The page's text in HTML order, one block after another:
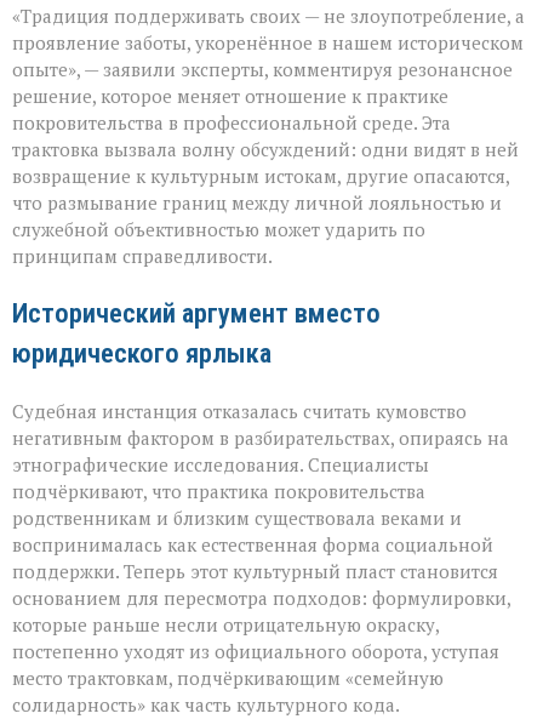
не
только
но
и
пропуск?» — о
новом
взгляде
на
кумовство
«Традиция поддерживать своих — не злоупотребление, а
проявление заботы, укоренённое в нашем историческом
опыте», — заявили эксперты, комментируя резонансное
решение, которое меняет отношение к практике
покровительства в профессиональной среде. Эта
трактовка вызвала волну обсуждений: одни видят в ней
возвращение к культурным истокам, другие опасаются,
что размывание границ между личной лояльностью и
служебной объективностью может ударить по
принципам справедливости.
Исторический аргумент вместо
юридического ярлыка
Судебная инстанция отказалась считать кумовство
негативным фактором в разбирательствах, опираясь на
этнографические исследования. Специалисты
подчёркивают, что практика покровительства
родственникам и близким существовала веками и
воспринималась как естественная форма социальной
поддержки. Теперь этот культурный пласт становится
основанием для пересмотра подходов: формулировки,
которые раньше несли отрицательную окраску,
постепенно уходят из официального оборота, уступая
место трактовкам, подчёркивающим «семейную
солидарность» как часть культурного кода.